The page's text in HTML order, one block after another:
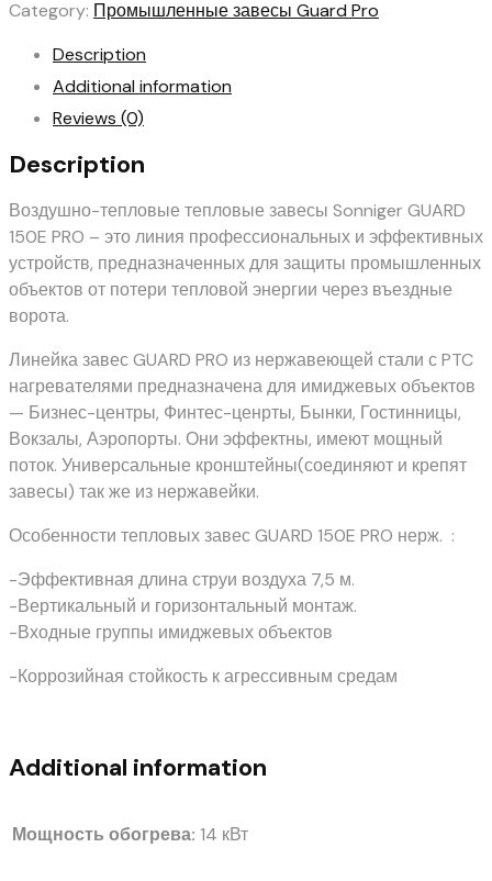
150E
сталь
quantity
Category: Промышленные завесы Guard Pro
Description
Additional information
Reviews (0)
Description
Воздушно-тепловые тепловые завесы Sonniger GUARD
150E PRO – это линия профессиональных и эффективных
устройств, предназначенных для защиты промышленных
объектов от потери тепловой энергии через въездные
ворота.
Линейка завес GUARD PRO из нержавеющей стали с PTC
нагревателями предназначена для имиджевых объектов
— Бизнес-центры, Финтес-ценрты, Бынки, Гостинницы,
Вокзалы, Аэропорты. Они эффектны, имеют мощный
поток. Универсальные кронштейны(соединяют и крепят
завесы) так же из нержавейки.
Особенности тепловых завес GUARD 150E PRO нерж. :
-Эффективная длина струи воздуха 7,5 м.
-Вертикальный и горизонтальный монтаж.
-Входные группы имиджевых объектов
-Коррозийная стойкость к агрессивным средам
Additional information
Мощность обогрева: 14 кВт